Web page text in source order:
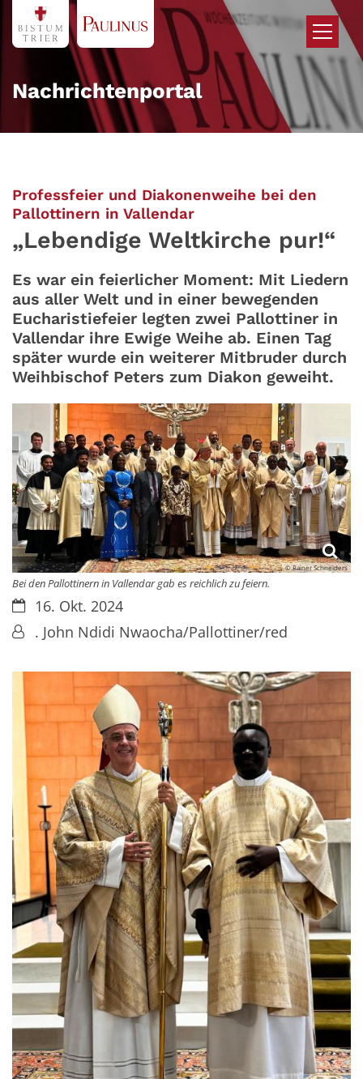
Zum Inhalt springen
Nachrichtenportal
Professfeier und Diakonenweihe bei den
Pallottinern in Vallendar:
„Lebendige Weltkirche pur!“
Es war ein feierlicher Moment: Mit Liedern
aus aller Welt und in einer bewegenden
Eucharistiefeier legten zwei Pallottiner in
Vallendar ihre Ewige Weihe ab. Einen Tag
später wurde ein weiterer Mitbruder durch
Weihbischof Peters zum Diakon geweiht.
© Rainer Schneiders
Bei den Pallottinern in Vallendar gab es reichlich zu feiern.
Datum:16. Okt. 2024
Von:. John Ndidi Nwaocha/Pallottiner/red